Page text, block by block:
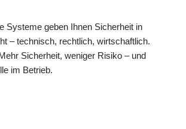
Systeme geben Ihnen Sicherheit in
– technisch, rechtlich, wirtschaftlich.
Sicherheit, weniger Risiko – und
im Betrieb.